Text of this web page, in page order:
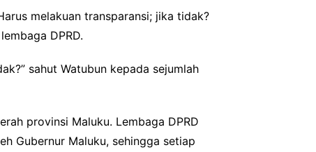
melakuan transparansi; jika tidak?
DPRD.
sahut Watubun kepada sejumlah
provinsi Maluku. Lembaga DPRD
Gubernur Maluku, sehingga setiap